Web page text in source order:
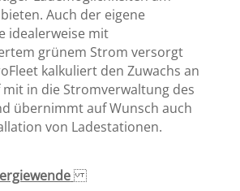
Auch der eigene
idealerweise mit
grünem Strom versorgt
kalkuliert den Zuwachs an
in die Stromverwaltung des
übernimmt auf Wunsch auch
von Ladestationen.